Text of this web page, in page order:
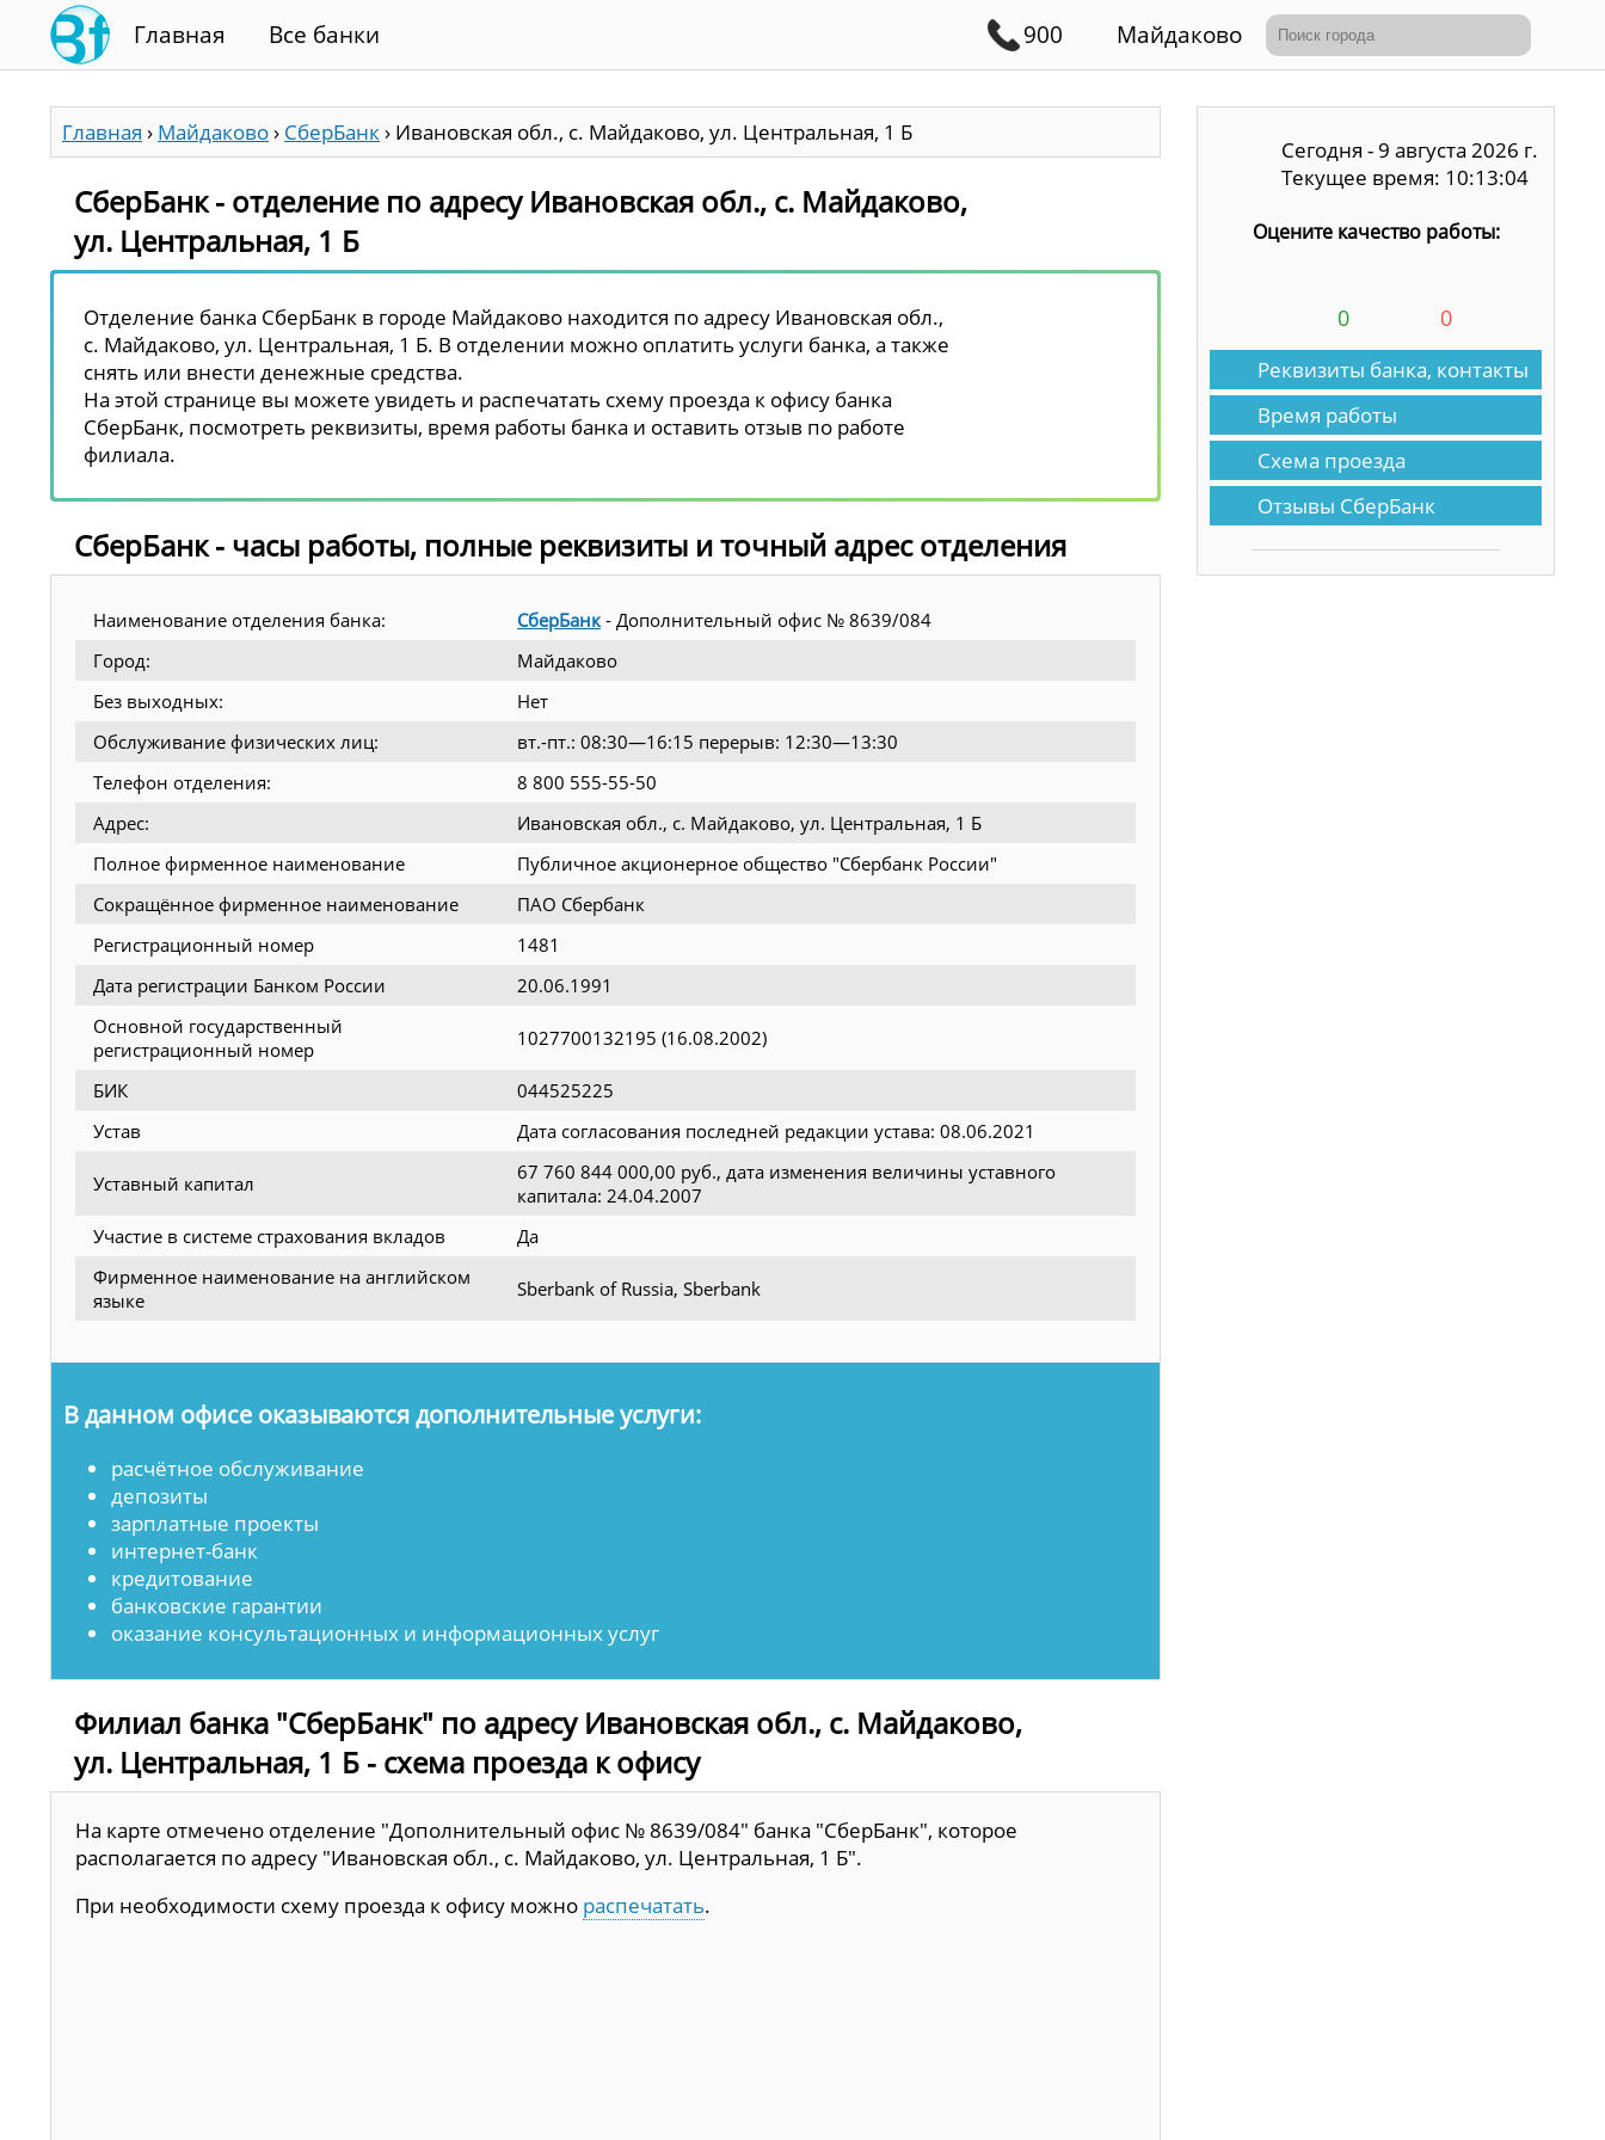
Главная Все банки 900 Майдаково
Главная › Майдаково› СберБанк› Ивановская обл., с. Майдаково, ул. Центральная, 1 Б
СберБанк - отделение по адресу Ивановская обл., с. Майдаково,
ул. Центральная, 1 Б
Отделение банка СберБанк в городе Майдаково находится по адресу Ивановская обл.,
с. Майдаково, ул. Центральная, 1 Б. В отделении можно оплатить услуги банка, а также
снять или внести денежные средства.
На этой странице вы можете увидеть и распечатать схему проезда к офису банка
СберБанк, посмотреть реквизиты, время работы банка и оставить отзыв по работе
филиала.
СберБанк - часы работы, полные реквизиты и точный адрес отделения
Наименование отделения банка: СберБанк - Дополнительный офис № 8639/084
Город:
Майдаково
Без выходных:
Нет
Обслуживание физических лиц:
вт.-пт.: 08:30—16:15 перерыв: 12:30—13:30
Телефон отделения:
8 800 555-55-50
Адрес:
Ивановская обл., с. Майдаково, ул. Центральная, 1 Б
Полное фирменное наименование
Публичное акционерное общество "Сбербанк России"
Сокращённое фирменное наименование
ПАО Сбербанк
Регистрационный номер
1481
Дата регистрации Банком России
20.06.1991
Основной государственный
регистрационный номер
1027700132195 (16.08.2002)
БИК
044525225
Устав
Дата согласования последней редакции устава: 08.06.2021
Уставный капитал
67 760 844 000,00 руб., дата изменения величины уставного
капитала: 24.04.2007
Участие в системе страхования вкладов
Да
Фирменное наименование на английском
языке
Sberbank of Russia, Sberbank
В данном офисе оказываются дополнительные услуги:
расчётное обслуживание
депозиты
зарплатные проекты
интернет-банк
кредитование
банковские гарантии
оказание консультационных и информационных услуг
Филиал банка "СберБанк" по адресу Ивановская обл., с. Майдаково,
ул. Центральная, 1 Б - схема проезда к офису
На карте отмечено отделение "Дополнительный офис № 8639/084" банка "СберБанк", которое
располагается по адресу "Ивановская обл., с. Майдаково, ул. Центральная, 1 Б".
При необходимости схему проезда к офису можно распечатать.
Сегодня - 9 августа 2026 г.
Текущее время: 10:13:04
Оцените качество работы:
0 0
Реквизиты банка, контакты
Время работы
Схема проезда
Отзывы СберБанк